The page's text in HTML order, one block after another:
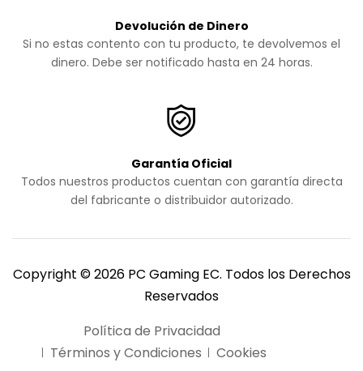
Devolución de Dinero
Si no estas contento con tu producto, te devolvemos el
dinero. Debe ser notificado hasta en 24 horas.
Garantía Oficial
Todos nuestros productos cuentan con garantía directa
del fabricante o distribuidor autorizado.
Copyright © 2026 PC Gaming EC. Todos los Derechos
Reservados
Política de Privacidad
Términos y Condiciones
Cookies